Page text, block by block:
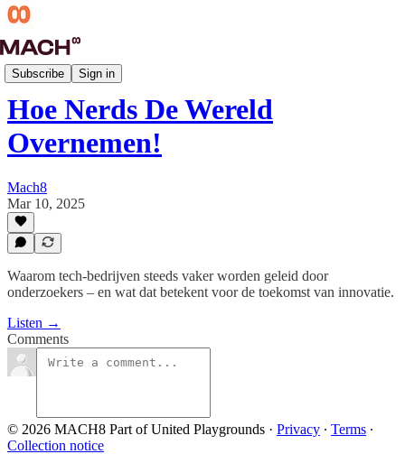
Subscribe Sign in
Techdives
Hoe Nerds De Wereld
Overnemen!
Mach8
Mar 10, 2025
Waarom tech-bedrijven steeds vaker worden geleid door
onderzoekers – en wat dat betekent voor de toekomst van innovatie.
Listen →
Comments
© 2026 MACH8 Part of United Playgrounds · Privacy ∙ Terms ∙
Collection notice